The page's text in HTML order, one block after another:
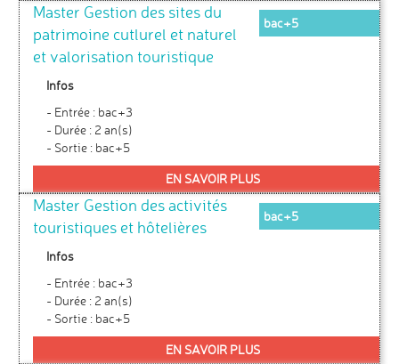
Master Gestion des sites du
patrimoine cutlurel et naturel
et valorisation touristique
bac+5
Infos
- Entrée : bac+3
- Durée : 2 an(s)
- Sortie : bac+5
EN SAVOIR PLUS
Master Gestion des activités
touristiques et hôtelières
bac+5
Infos
- Entrée : bac+3
- Durée : 2 an(s)
- Sortie : bac+5
EN SAVOIR PLUS